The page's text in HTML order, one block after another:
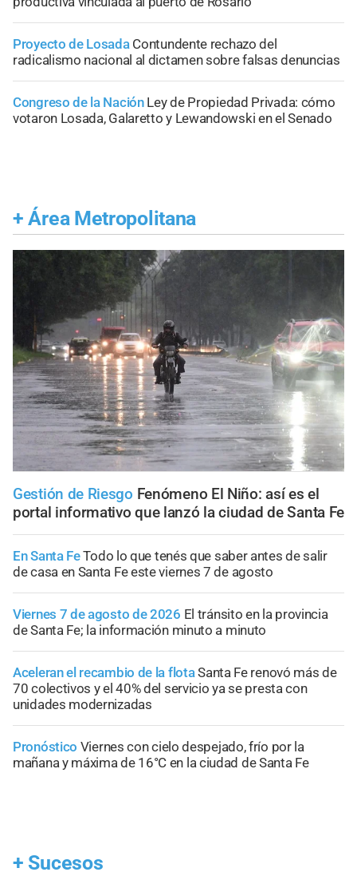
Proyecto de Losada Contundente rechazo del
radicalismo nacional al dictamen sobre falsas denuncias
Congreso de la Nación Ley de Propiedad Privada: cómo
votaron Losada, Galaretto y Lewandowski en el Senado
+ Área Metropolitana
Gestión de Riesgo Fenómeno El Niño: así es el
portal informativo que lanzó la ciudad de Santa Fe
En Santa FeTodo lo que tenés que saber antes de salir
de casa en Santa Fe este viernes 7 de agosto
Viernes 7 de agosto de 2026 El tránsito en la provincia
de Santa Fe; la información minuto a minuto
Aceleran el recambio de la flotaSanta Fe renovó más de
70 colectivos y el 40% del servicio ya se presta con
unidades modernizadas
Pronóstico Viernes con cielo despejado, frío por la
mañana y máxima de 16°C en la ciudad de Santa Fe
+ Sucesos